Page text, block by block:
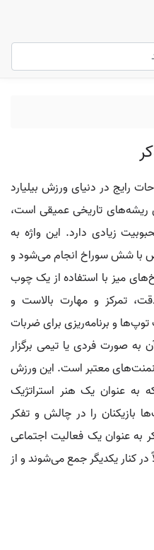
رایج در دنیای ورزش بیلیارد
ریشه‌های تاریخی عمیقی است،
زیادی دارد. این واژه به
شش سوراخ انجام می‌شود و
میز با استفاده از یک چوب
تمرکز و مهارت بالاست و
توپ‌ها و برنامه‌ریزی برای ضربات
به صورت فردی یا تیمی برگزار
معتبر است. این ورزش
به عنوان یک هنر استراتژیک
بازیکنان را در چالش و تفکر
به عنوان یک فعالیت اجتماعی
در کنار یکدیگر جمع می‌شوند و از